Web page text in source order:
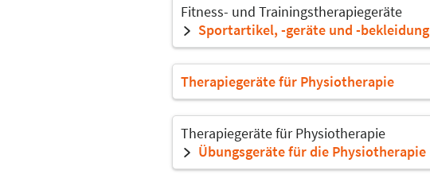
Fitness- und Trainingstherapiegeräte
Sportartikel, -geräte und -bekleidung
Therapiegeräte für Physiotherapie
Therapiegeräte für Physiotherapie
Übungsgeräte für die Physiotherapie